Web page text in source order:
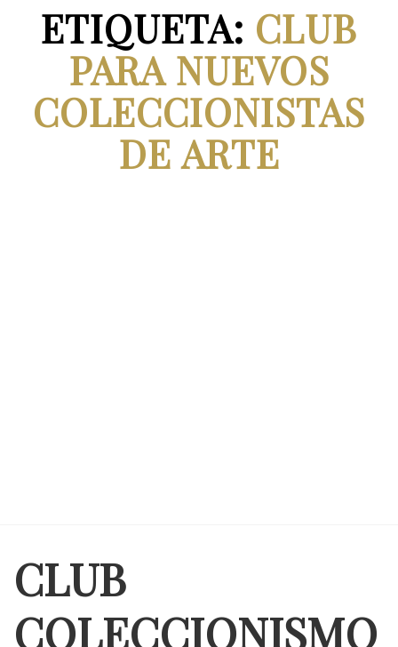
ETIQUETA: CLUB
PARA NUEVOS
COLECCIONISTAS
DE ARTE
CLUB
COLECCIONISMO